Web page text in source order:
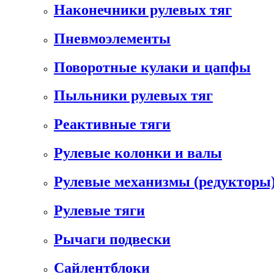
Наконечники рулевых тяг
Пневмоэлементы
Поворотные кулаки и цапфы
Пыльники рулевых тяг
Реактивные тяги
Рулевые колонки и валы
Рулевые механизмы
Рулевые тяги
Рычаги подвески
Сайлентблоки